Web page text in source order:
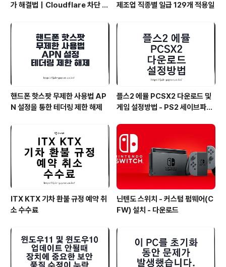
가 해결법｜Cloudflare 차단 원
제조업 직종별 일급 129개 적용일
핸드폰 핫스팟 무제한 사용법 AP
N 설정을 통한 테더링 제한 해제
플스2 에뮬 PCSX2 다운로드 및
게임 설정방법 - PS2 세이브파일
ITX KTX 기차 환불 규정 예약 취
소 수수료
닌텐도 스위치 - 커스텀 펌웨어(C
FW) 설치 - 다운로드